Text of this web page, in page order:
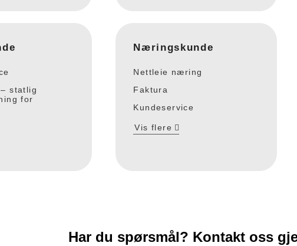
statlig
for
Næringskunde
Nettleie næring
Faktura
Kundeservice
Vis flere
Har du spørsmål? Kontakt oss